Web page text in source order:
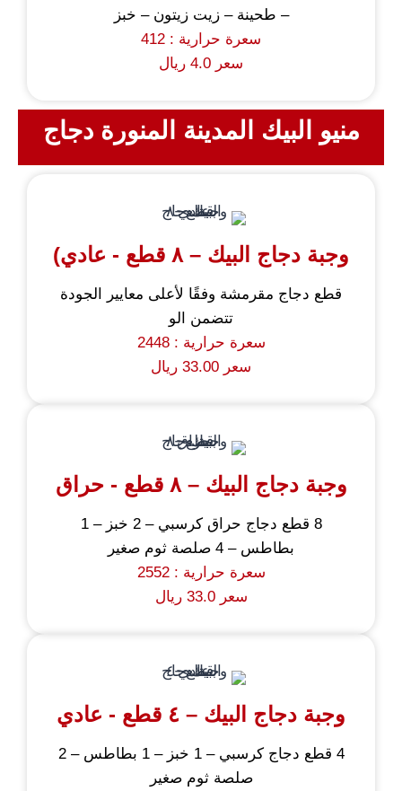
– طحينة – زيت زيتون – خبز
سعرة حرارية : 412
سعر 4.0 ريال
منيو البيك المدينة المنورة دجاج
وجبة دجاج البيك – ٨ قطع - عادي)
قطع دجاج مقرمشة وفقًا لأعلى معايير الجودة
تتضمن الو
سعرة حرارية : 2448
سعر 33.00 ريال
وجبة دجاج البيك – ٨ قطع - حراق
8 قطع دجاج حراق كرسبي – 2 خبز – 1
بطاطس – 4 صلصة ثوم صغير
سعرة حرارية : 2552
سعر 33.0 ريال
وجبة دجاج البيك – ٤ قطع - عادي
4 قطع دجاج كرسبي – 1 خبز – 1 بطاطس – 2
صلصة ثوم صغير